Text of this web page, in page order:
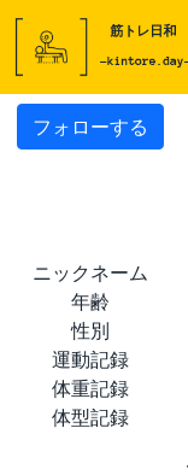
フォローする
ニックネーム
年齢
性別
運動記録
体重記録
体型記録